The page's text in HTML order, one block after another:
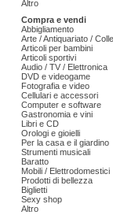
Altro
Compra e vendi
Abbigliamento
Arte / Antiquariato /
Articoli per bambini
Articoli sportivi
Audio / TV / Elettronica
DVD e videogame
Fotografia e video
Cellulari e accessori
Computer e software
Gastronomia e vini
Libri e CD
Orologi e gioielli
Per la casa e il giardino
Strumenti musicali
Baratto
Mobili / Elettrodomestici
Prodotti di bellezza
Biglietti
Sexy shop
Altro